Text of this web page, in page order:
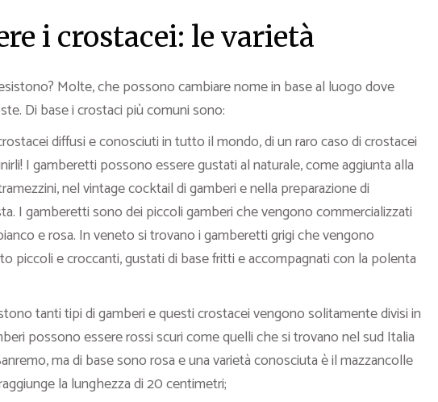
i crostacei: le varietà
Molte, che possono cambiare nome in base al luogo dove
Di base i crostaci più comuni sono:
diffusi e conosciuti in tutto il mondo, di un raro caso di crostacei
I gamberetti possono essere gustati al naturale, come aggiunta alla
nel vintage cocktail di gamberi e nella preparazione di
I gamberetti sono dei piccoli gamberi che vengono commercializzati
e rosa. In veneto si trovano i gamberetti grigi che vengono
piccoli e croccanti, gustati di base fritti e accompagnati con la polenta
tanti tipi di gamberi e questi crostacei vengono solitamente divisi in
possono essere rossi scuri come quelli che si trovano nel sud Italia
ma di base sono rosa e una varietà conosciuta è il mazzancolle
la lunghezza di 20 centimetri;